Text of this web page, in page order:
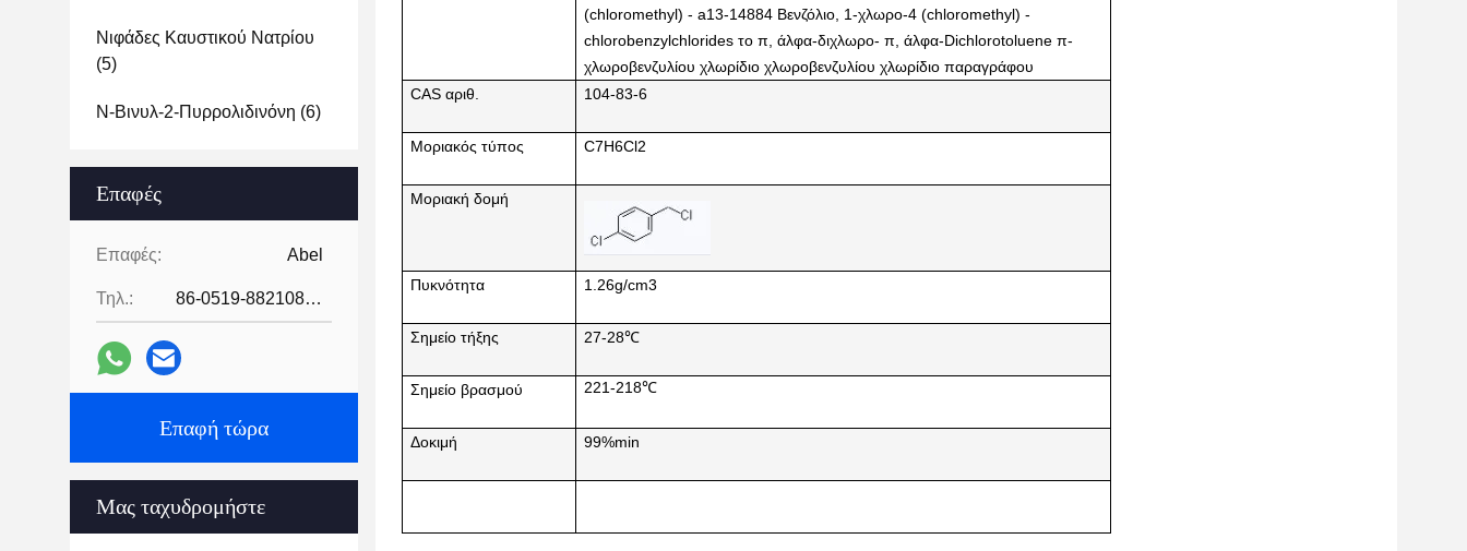
Νιφάδες Καυστικού Νατρίου
(5)
Ν-Βινυλ-2-Πυρρολιδινόνη (6)
Επαφές
Επαφές: Abel
Τηλ.: 86-0519-88210855
Επαφή τώρα
Μας ταχυδρομήστε
(chloromethyl) - a13-14884 Βενζόλιο, 1-χλωρο-4 (chloromethyl) -
chlorobenzylchlorides το π, άλφα-διχλωρο- π, άλφα-Dichlorotoluene π-
χλωροβενζυλίου χλωρίδιο χλωροβενζυλίου χλωρίδιο παραγράφου
CAS αριθ.
104-83-6
Μοριακός τύπος C7H6Cl2
Μοριακή δομή
Πυκνότητα 1.26g/cm3
Σημείο τήξης 27-28℃
Σημείο βρασμού 221-218℃
Δοκιμή 99%min